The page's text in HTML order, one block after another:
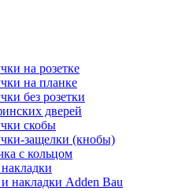
на розетке
на планке
без розетки
дверей
скобы
защелки (кнобы)
с кольцом
накладки Adden Bau